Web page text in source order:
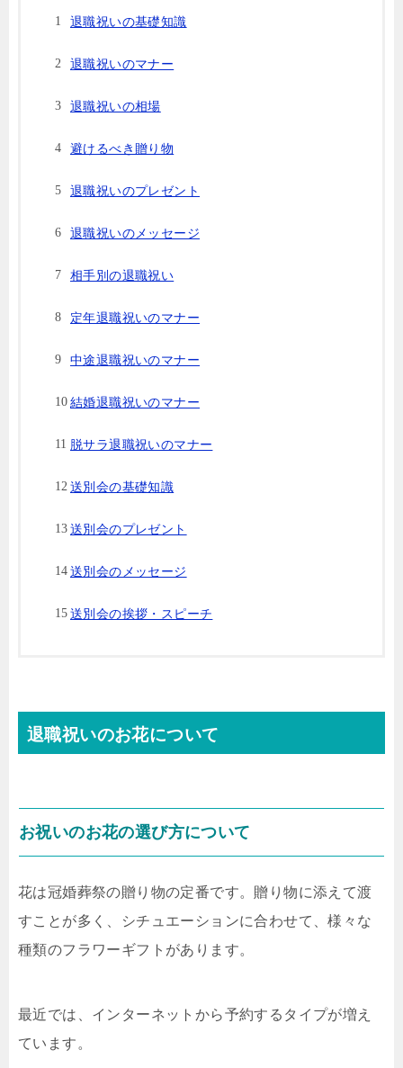
退職祝いの基礎知識
退職祝いのマナー
退職祝いの相場
避けるべき贈り物
退職祝いのプレゼント
退職祝いのメッセージ
相手別の退職祝い
定年退職祝いのマナー
中途退職祝いのマナー
結婚退職祝いのマナー
脱サラ退職祝いのマナー
送別会の基礎知識
送別会のプレゼント
送別会のメッセージ
送別会の挨拶・スピーチ
退職祝いのお花について
お祝いのお花の選び方について
花は冠婚葬祭の贈り物の定番です。贈り物に添えて渡
すことが多く、シチュエーションに合わせて、様々な
種類のフラワーギフトがあります。
最近では、インターネットから予約するタイプが増え
ています。